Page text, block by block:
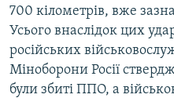
700 кілометрів, вже
Усього внаслідок цих
російських
Міноборони Росії
були збиті ППО, а